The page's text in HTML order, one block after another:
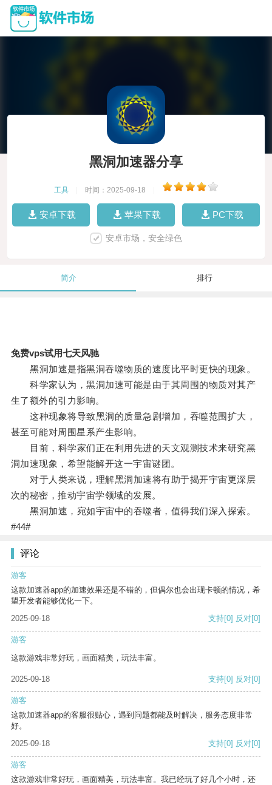
黑洞加速器分享
工具 时间：2025-09-18
安卓下载 苹果下载 PC下载
安卓市场，安全绿色
简介 排行
免费vps试用七天风驰
黑洞加速是指黑洞吞噬物质的速度比平时更快的现象。
科学家认为，黑洞加速可能是由于其周围的物质对其产
生了额外的引力影响。
这种现象将导致黑洞的质量急剧增加，吞噬范围扩大，
甚至可能对周围星系产生影响。
目前，科学家们正在利用先进的天文观测技术来研究黑
洞加速现象，希望能解开这一宇宙谜团。
对于人类来说，理解黑洞加速将有助于揭开宇宙更深层
次的秘密，推动宇宙学领域的发展。
黑洞加速，宛如宇宙中的吞噬者，值得我们深入探索。
#44#
评论
游客
这款加速器app的加速效果还是不错的，但偶尔也会出现卡顿的情况，希
望开发者能够优化一下。
2025-09-18
支持[0] 反对[0]
游客
这款游戏非常好玩，画面精美，玩法丰富。
2025-09-18 支持[0] 反对[0]
游客
这款加速器app的客服很贴心，遇到问题都能及时解决，服务态度非常
好。
2025-09-18
支持[0] 反对[0]
游客
这款游戏非常好玩，画面精美，玩法丰富。我已经玩了好几个小时，还